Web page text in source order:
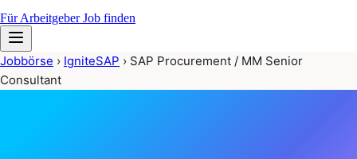
Für ArbeitgeberJob finden
Jobbörse › IgniteSAP › SAP Procurement / MM Senior
Consultant